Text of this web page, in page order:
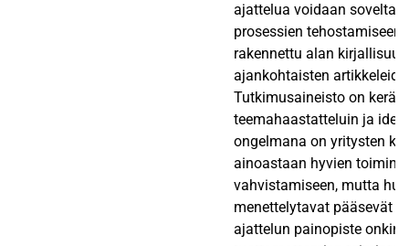
ajattelua voidaan soveltaa
prosessien tehostamiseen.
rakennettu alan
ajankohtaisten
Tutkimusaineisto on
teemahaastatteluin ja
ongelmana on yritysten
ainoastaan hyvien
vahvistamiseen, mutta
menettelytavat pääsevät
ajattelun painopiste onkin